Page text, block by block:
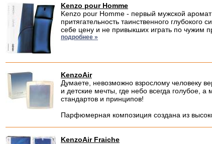
Kenzo pour Homme
Kenzo pour Homme - первый мужской
притягательность таинственного
себе цену и не привыкших играть по чужим
подробнее »
KenzoAir
Думаете, невозможно взрослому человеку
и детские мечты, где небо всегда голубое,
стандартов и принципов!
Парфюмерная композиция создана из
KenzoAir Fraiche